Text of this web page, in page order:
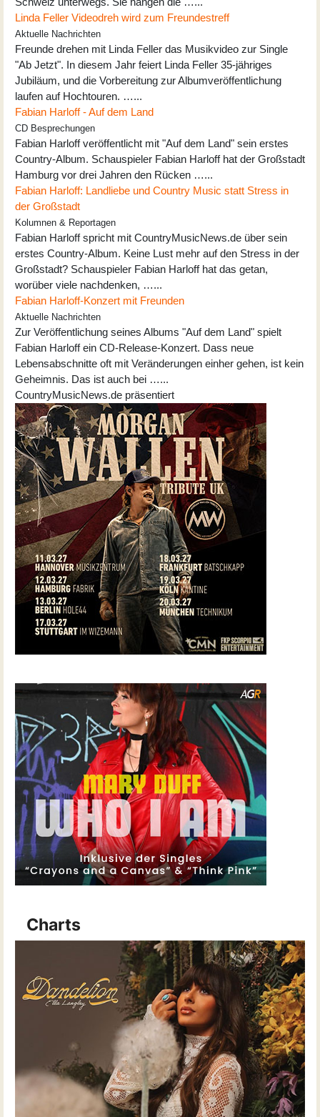
Linda Feller Videodreh wird zum Freundestreff
Aktuelle Nachrichten
Freunde drehen mit Linda Feller das Musikvideo zur Single
"Ab Jetzt". In diesem Jahr feiert Linda Feller 35-jähriges
Jubiläum, und die Vorbereitung zur Albumveröffentlichung
laufen auf Hochtouren. …...
Fabian Harloff - Auf dem Land
CD Besprechungen
Fabian Harloff veröffentlicht mit "Auf dem Land" sein erstes
Country-Album. Schauspieler Fabian Harloff hat der Großstadt
Hamburg vor drei Jahren den Rücken …...
Fabian Harloff: Landliebe und Country Music statt Stress in
der Großstadt
Kolumnen & Reportagen
Fabian Harloff spricht mit CountryMusicNews.de über sein
erstes Country-Album. Keine Lust mehr auf den Stress in der
Großstadt? Schauspieler Fabian Harloff hat das getan,
worüber viele nachdenken, …...
Fabian Harloff-Konzert mit Freunden
Aktuelle Nachrichten
Zur Veröffentlichung seines Albums "Auf dem Land" spielt
Fabian Harloff ein CD-Release-Konzert. Dass neue
Lebensabschnitte oft mit Veränderungen einher gehen, ist kein
Geheimnis. Das ist auch bei …...
CountryMusicNews.de präsentiert
Charts